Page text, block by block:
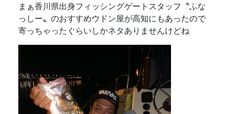
まぁ香川県出身フィッシングゲートスタッフ〝ふな
っしー〟のおすすめウドン屋が高知にもあったので
寄っちゃったぐらいしかネタありませんけどね